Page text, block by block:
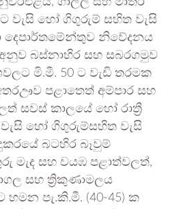
වැසි හෝ ගිගුරුම් සහිත වැසි
දෙපාර්තමේන්තුව නිවේදනය
බස්නාහිර සහ සබරගමුව
මි.මී. 50 ට වැඩි තරමක
පළාතෙත් අම්පාර සහ
සවස් කාලයේ හෝ රාත්‍රී
හෝ ගිගුරුම්සහිත වැසි
බටහිර බෑවුම්
මැද සහ වයඹ පළාත්වලත්,
සහ ත්‍රිකුණාමලය
පැ.කි.මී. (40-45) ක